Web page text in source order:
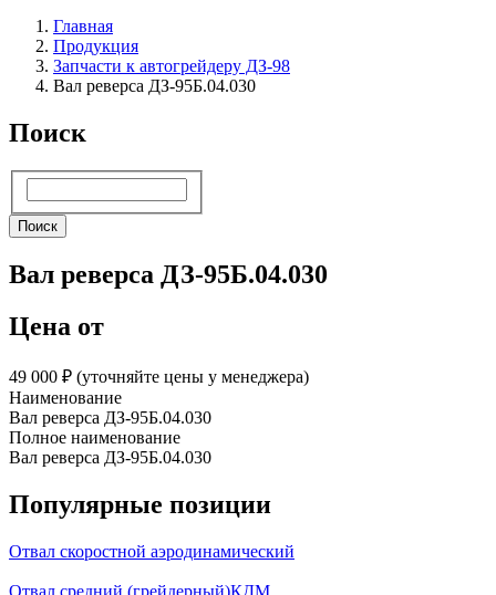
Главная
Продукция
Запчасти к автогрейдеру ДЗ-98
Вал реверса ДЗ-95Б.04.030
Поиск
Поиск
Вал реверса ДЗ-95Б.04.030
Цена от
49 000 ₽︁ (уточняйте цены у менеджера)
Наименование
Вал реверса ДЗ-95Б.04.030
Полное наименование
Вал реверса ДЗ-95Б.04.030
Популярные позиции
Отвал скоростной аэродинамический
Отвал средний (грейдерный)КДМ